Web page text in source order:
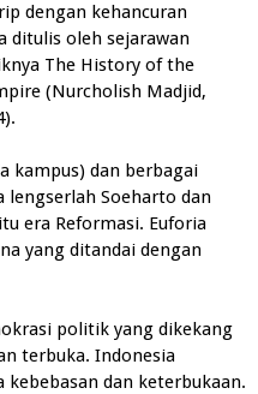
dengan kehancuran
ditulis oleh sejarawan
The History of the
(Nurcholish Madjid,
kampus) dan berbagai
lengserlah Soeharto dan
era Reformasi. Euforia
yang ditandai dengan
politik yang dikekang
terbuka. Indonesia
dan keterbukaan.